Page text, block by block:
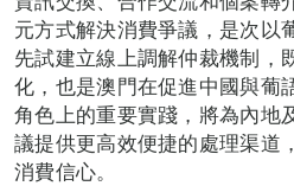
元方式解決消費爭議，是次以
先試建立線上調解仲裁機制，
化，也是澳門在促進中國與葡
角色上的重要實踐，將為內地
議提供更高效便捷的處理渠道
消費信心。